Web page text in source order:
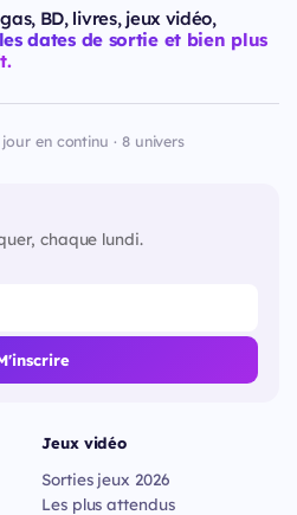
BD, livres, jeux vidéo,
dates de sortie et bien plus
en continu · 8 univers
chaque lundi.
Jeux vidéo
Sorties jeux 2026
Les plus attendus